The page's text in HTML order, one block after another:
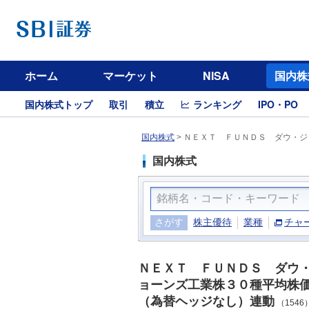
ホーム マーケット NISA 国内
国内株式トップ 取引 積立 ランキング IPO・PO
国内株式 > ＮＥＸＴ ＦＵＮＤＳ ダウ・ジ
国内株式
さがす 株主優待 業種 チャ
ＮＥＸＴ ＦＵＮＤＳ ダウ
ョーンズ工業株３０種平均株
（為替ヘッジなし）連動 （1546